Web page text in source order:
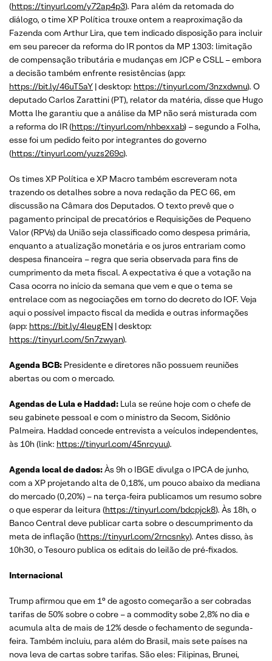
(https://tinyurl.com/y72ap4p3). Para além da retomada do
diálogo, o time XP Política trouxe ontem a reaproximação da
Fazenda com Arthur Lira, que tem indicado disposição para incluir
em seu parecer da reforma do IR pontos da MP 1303: limitação
de compensação tributária e mudanças em JCP e CSLL – embora
a decisão também enfrente resistências (app:
https://bit.ly/46uT5aY | desktop: https://tinyurl.com/3nzxdwnu). O
deputado Carlos Zarattini (PT), relator da matéria, disse que Hugo
Motta lhe garantiu que a análise da MP não será misturada com
a reforma do IR (https://tinyurl.com/nhbexxab) – segundo a Folha,
esse foi um pedido feito por integrantes do governo
(https://tinyurl.com/yuzs269c).
Os times XP Política e XP Macro também escreveram nota
trazendo os detalhes sobre a nova redação da PEC 66, em
discussão na Câmara dos Deputados. O texto prevê que o
pagamento principal de precatórios e Requisições de Pequeno
Valor (RPVs) da União seja classificado como despesa primária,
enquanto a atualização monetária e os juros entrariam como
despesa financeira – regra que seria observada para fins de
cumprimento da meta fiscal. A expectativa é que a votação na
Casa ocorra no início da semana que vem e que o tema se
entrelace com as negociações em torno do decreto do IOF. Veja
aqui o possível impacto fiscal da medida e outras informações
(app: https://bit.ly/4leugEN | desktop:
https://tinyurl.com/5n7zwyan).
Agenda BCB: Presidente e diretores não possuem reuniões
abertas ou com o mercado.
Agendas de Lula e Haddad: Lula se reúne hoje com o chefe de
seu gabinete pessoal e com o ministro da Secom, Sidônio
Palmeira. Haddad concede entrevista a veículos independentes,
às 10h (link: https://tinyurl.com/45nrcyuu).
Agenda local de dados:Às 9h o IBGE divulga o IPCA de junho,
com a XP projetando alta de 0,18%, um pouco abaixo da mediana
do mercado (0,20%) – na terça-feira publicamos um resumo sobre
o que esperar da leitura (https://tinyurl.com/bdcpjck8). Às 18h, o
Banco Central deve publicar carta sobre o descumprimento da
meta de inflação (https://tinyurl.com/2rncsnky). Antes disso, às
10h30, o Tesouro publica os editais do leilão de pré-fixados.
Internacional
Trump afirmou que em 1° de agosto começarão a ser cobradas
tarifas de 50% sobre o cobre – a commodity sobe 2,8% no dia e
acumula alta de mais de 12% desde o fechamento de segunda-
feira. Também incluiu, para além do Brasil, mais sete países na
nova leva de cartas sobre tarifas. São eles: Filipinas, Brunei,